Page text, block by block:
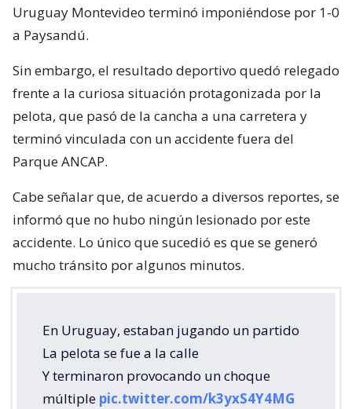
Uruguay Montevideo terminó imponiéndose por 1-0
a Paysandú.
Sin embargo, el resultado deportivo quedó relegado
frente a la curiosa situación protagonizada por la
pelota, que pasó de la cancha a una carretera y
terminó vinculada con un accidente fuera del
Parque ANCAP.
Cabe señalar que, de acuerdo a diversos reportes, se
informó que no hubo ningún lesionado por este
accidente. Lo único que sucedió es que se generó
mucho tránsito por algunos minutos.
En Uruguay, estaban jugando un partido
La pelota se fue a la calle
Y terminaron provocando un choque
múltiple pic.twitter.com/k3yxS4Y4MG